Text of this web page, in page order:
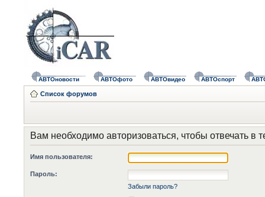
АВТОновости АВТОфото АВТОвидео АВТОспорт
Список форумов
Вам необходимо авторизоваться, чтобы отвечать в
Имя пользователя:
Пароль:
Забыли пароль?